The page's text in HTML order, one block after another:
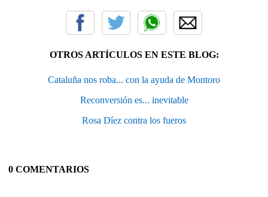
OTROS ARTÍCULOS EN ESTE BLOG:
Cataluña nos roba... con la ayuda de Montoro
Reconversión es... inevitable
Rosa Díez contra los fueros
0 COMENTARIOS